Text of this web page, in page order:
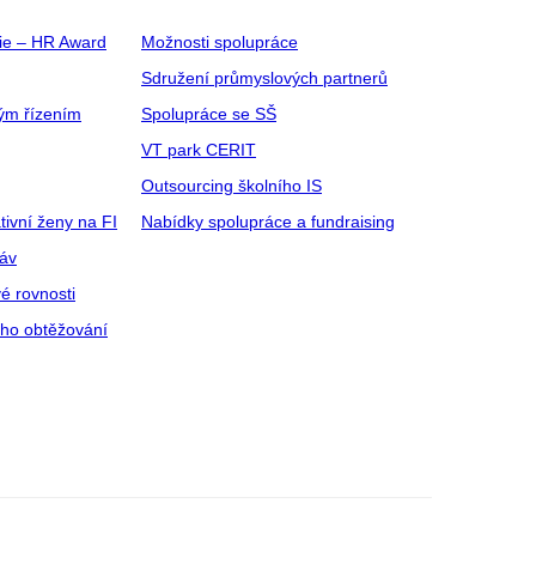
– HR Award
řízením
ženy na FI
rovnosti
obtěžování
Možnosti spolupráce
Sdružení průmyslových partnerů
Spolupráce se SŠ
VT park CERIT
Outsourcing školního IS
Nabídky spolupráce a fundraising